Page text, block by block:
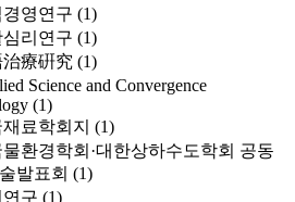
경영연구 (1)
리연구 (1)
療硏究 (1)
Science and Convergence
(1)
료학회지 (1)
물환경학회·대한상하수도학회 공동
발표회 (1)
구 (1)